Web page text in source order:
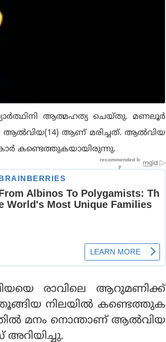
ആത്മഹത്യ ചെയ്തു. മണലൂര്‍
ആല്‍വിയ(14) ആണ് മരിച്ചത്‌. ആല്‍വിയ
കണ്ടെത്തുകയായിരുന്നു.
രാവിലെ ആറുമണിക്ക്
നിലയില്‍ കണ്ടെത്തുക
മനം നൊന്താണ് ആല്‍‌വിയ